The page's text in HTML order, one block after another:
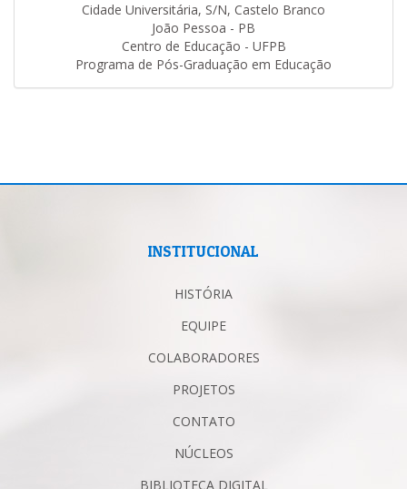
Cidade Universitária, S/N, Castelo Branco
João Pessoa - PB
Centro de Educação - UFPB
Programa de Pós-Graduação em Educação
INSTITUCIONAL
HISTÓRIA
EQUIPE
COLABORADORES
PROJETOS
CONTATO
NÚCLEOS
BIBLIOTECA DIGITAL